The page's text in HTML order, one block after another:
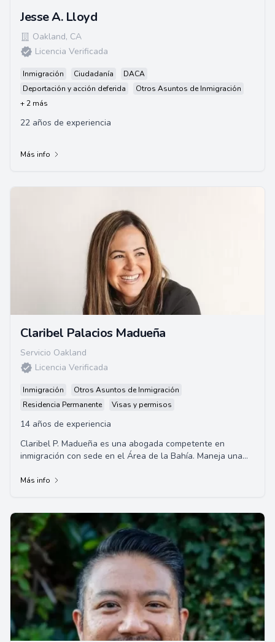
Jesse A. Lloyd
Oakland, CA
Licencia Verificada
Inmigración Ciudadanía
DACA
Deportación y acción deferida
Otros Asuntos de Inmigración
+ 2 más
22 años de experiencia
Más info
Claribel Palacios Madueña
Servicio Oakland
Licencia Verificada
Inmigración
Otros Asuntos de Inmigración
Residencia Permanente
Visas y permisos
14 años de experiencia
Claribel P. Madueña es una abogada competente en
inmigración con sede en el Área de la Bahía. Maneja una
Más info